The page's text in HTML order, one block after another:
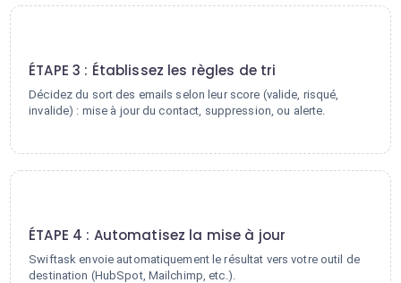
ÉTAPE 3 : Établissez les règles de tri
Décidez du sort des emails selon leur score (valide, risqué,
invalide) : mise à jour du contact, suppression, ou alerte.
ÉTAPE 4 : Automatisez la mise à jour
Swiftask envoie automatiquement le résultat vers votre outil de
destination (HubSpot, Mailchimp, etc.).